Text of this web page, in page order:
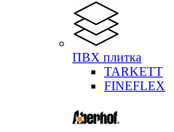
ПВХ плитка
TARKETT
FINEFLEX